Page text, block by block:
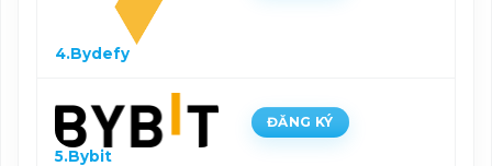
4.Bydefy
5.Bybit
ĐĂNG KÝ